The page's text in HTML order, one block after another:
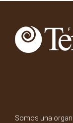
Somos una